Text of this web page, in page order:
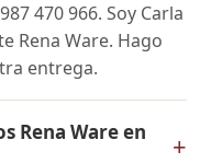
470 966. Soy Carla
Rena Ware. Hago
entrega.
Rena Ware en
+